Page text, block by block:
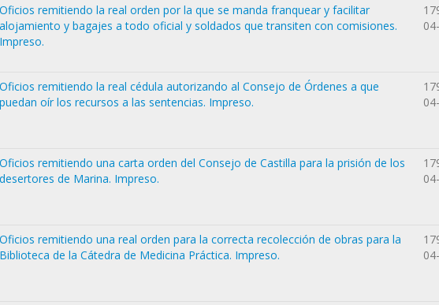
Oficios remitiendo la real orden por la que se manda franquear y facilitar
alojamiento y bagajes a todo oficial y soldados que transiten con comisiones.
Impreso.
Oficios remitiendo la real cédula autorizando al Consejo de Órdenes a que
puedan oír los recursos a las sentencias. Impreso.
Oficios remitiendo una carta orden del Consejo de Castilla para la prisión de los
desertores de Marina. Impreso.
Oficios remitiendo una real orden para la correcta recolección de obras para la
Biblioteca de la Cátedra de Medicina Práctica. Impreso.